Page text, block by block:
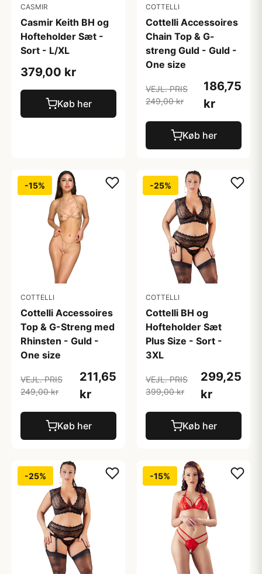
CASMIR
Casmir Keith BH og
Hofteholder Sæt -
Sort - L/XL
379,00 kr
Køb her
COTTELLI
Cottelli Accessoires
Chain Top & G-
streng Guld - Guld -
One size
VEJL. PRIS
249,00 kr
186,75
kr
Køb her
-15%
COTTELLI
Cottelli Accessoires
Top & G-Streng med
Rhinsten - Guld -
One size
VEJL. PRIS
249,00 kr
211,65
kr
Køb her
-25%
COTTELLI
Cottelli BH og
Hofteholder Sæt
Plus Size - Sort -
3XL
VEJL. PRIS
399,00 kr
299,25
kr
Køb her
-25% -15%